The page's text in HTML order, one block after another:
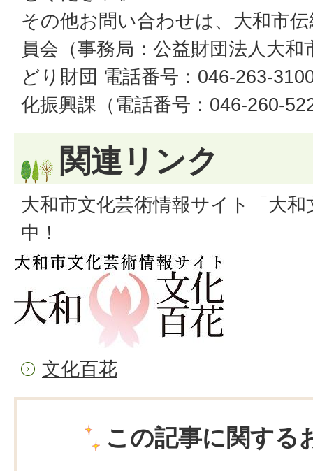
その他お問い合わせは、大和市
員会（事務局：公益財団法人大
どり財団 電話番号：046-263-
化振興課（電話番号：046-260-
関連リンク
大和市文化芸術情報サイト「大
中！
文化百花
この記事に関する